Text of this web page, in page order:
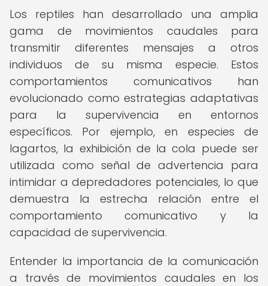
Los reptiles han desarrollado una amplia
gama de movimientos caudales para
transmitir diferentes mensajes a otros
individuos de su misma especie. Estos
comportamientos comunicativos han
evolucionado como estrategias adaptativas
para la supervivencia en entornos
específicos. Por ejemplo, en especies de
lagartos, la exhibición de la cola puede ser
utilizada como señal de advertencia para
intimidar a depredadores potenciales, lo que
demuestra la estrecha relación entre el
comportamiento comunicativo y la
capacidad de supervivencia.
Entender la importancia de la comunicación
a través de movimientos caudales en los